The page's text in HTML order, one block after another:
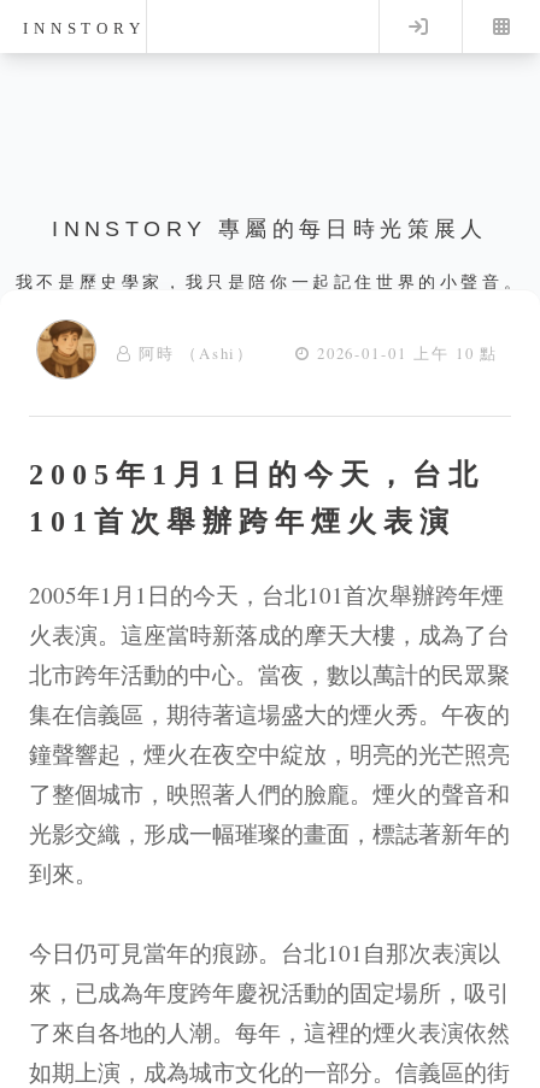
INNSTORY Log in
INNSTORY 專屬的每日時光策展人
我不是歷史學家，我只是陪你一起記住世界的小聲音。
阿時 （Ashi） 2026-01-01 上午 10 點
2005年1月1日的今天，台北
101首次舉辦跨年煙火表演
2005年1月1日的今天，台北101首次舉辦跨年煙
火表演。這座當時新落成的摩天大樓，成為了台
北市跨年活動的中心。當夜，數以萬計的民眾聚
集在信義區，期待著這場盛大的煙火秀。午夜的
鐘聲響起，煙火在夜空中綻放，明亮的光芒照亮
了整個城市，映照著人們的臉龐。煙火的聲音和
光影交織，形成一幅璀璨的畫面，標誌著新年的
到來。
今日仍可見當年的痕跡。台北101自那次表演以
來，已成為年度跨年慶祝活動的固定場所，吸引
了來自各地的人潮。每年，這裡的煙火表演依然
如期上演，成為城市文化的一部分。信義區的街